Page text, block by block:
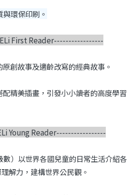
環保印刷。
First Reader-----------------
創故事及適齡改寫的經典故事。
精美插畫，引發小小讀者的高度學習
Young Reader-----------------
數）以世界各國兒童的日常生活介紹各
解力，建構世界公民觀。